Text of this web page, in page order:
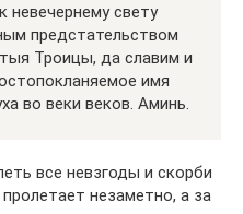
невечернему свету
предстательством
Троицы, да славим и
имя
во веки веков. Аминь.
все невзгоды и скорби
незаметно, а за